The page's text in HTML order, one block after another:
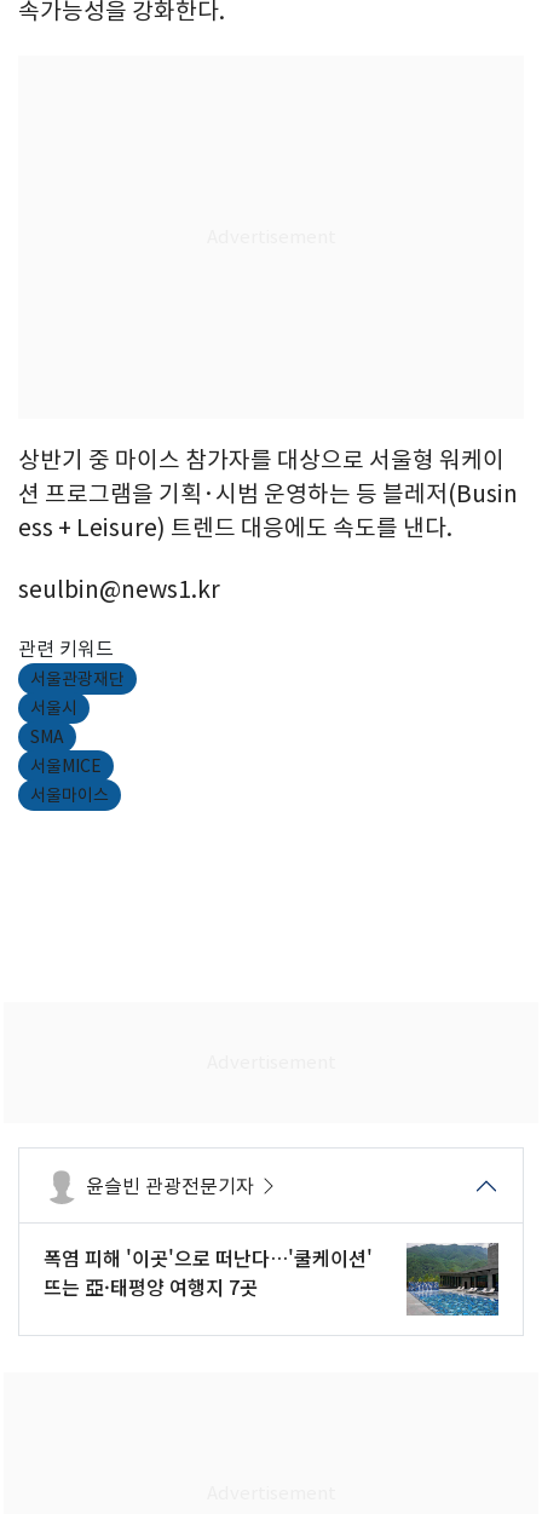
속가능성을 강화한다.
상반기 중 마이스 참가자를 대상으로 서울형 워케이
션 프로그램을 기획·시범 운영하는 등 블레저(Busin
ess + Leisure) 트렌드 대응에도 속도를 낸다.
seulbin@news1.kr
관련 키워드
서울관광재단
서울시
SMA
서울MICE
서울마이스
윤슬빈 관광전문기자
폭염 피해 '이곳'으로 떠난다…'쿨케이션'
뜨는 亞·태평양 여행지 7곳